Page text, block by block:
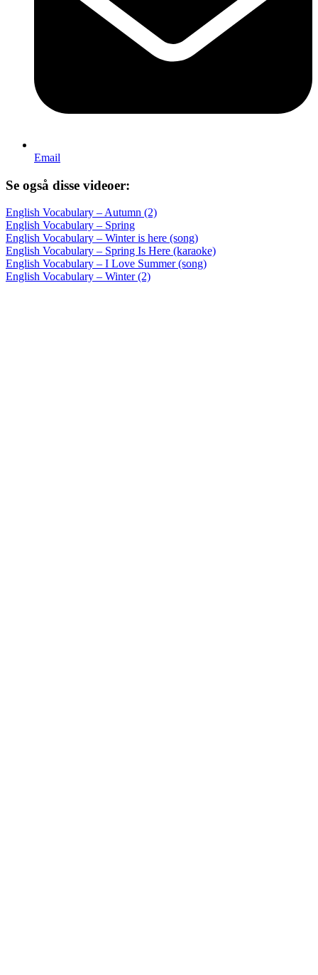
Email
Se også disse videoer:
English Vocabulary – Autumn (2)
English Vocabulary – Spring
English Vocabulary – Winter is here (song)
English Vocabulary – Spring Is Here (karaoke)
English Vocabulary – I Love Summer (song)
English Vocabulary – Winter (2)